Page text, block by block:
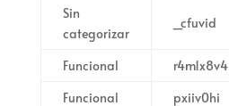
Sin
categorizar
_cfuvid
Funcional r4m1x8v4
Funcional
pxiiv0hi